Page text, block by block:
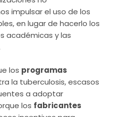
impulsar el uso de los
en lugar de hacerlo los
académicas y las
los programas
la tuberculosis, escasos
a adoptar
los fabricantes